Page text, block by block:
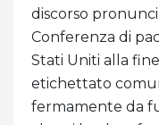
discorso
Conferenza di
Stati Uniti alla
etichettato
fermamente da